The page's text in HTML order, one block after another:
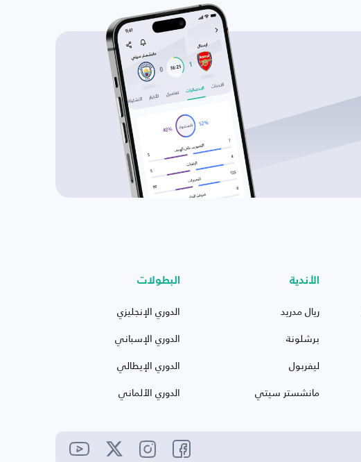
الأندية
ريال مدريد
برشلونة
ليفربول
مانشستر سيتي
البطولات
الدوري الإنجليزي
الدوري الإسباني
الدوري الإيطالي
الدوري الألماني